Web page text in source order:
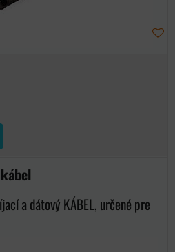
a dátový KÁBEL, určené pre